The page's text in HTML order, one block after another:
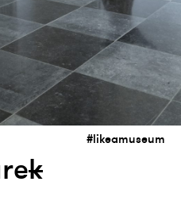
#likeamuseum
k